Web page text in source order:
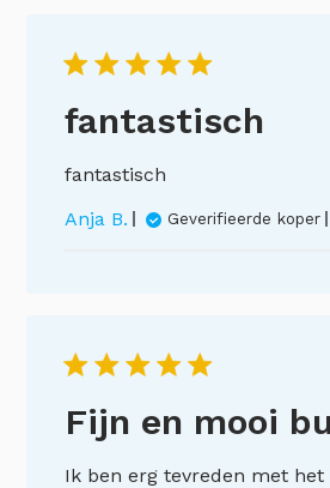
fantastisch
fantastisch
Anja B.
Geverifieerde koper
Fijn en mooi
Ik ben erg tevreden met